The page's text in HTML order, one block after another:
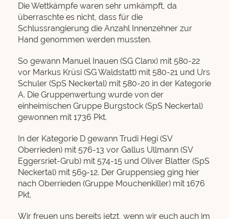
Die Wettkämpfe waren sehr umkämpft, da
überraschte es nicht, dass für die
Schlussrangierung die Anzahl Innenzehner zur
Hand genommen werden mussten.
So gewann Manuel Inauen (SG Clanx) mit 580-22
vor Markus Krüsi (SG Waldstatt) mit 580-21 und Urs
Schuler (SpS Neckertal) mit 580-20 in der Kategorie
A. Die Gruppenwertung wurde von der
einheimischen Gruppe Burgstock (SpS Neckertal)
gewonnen mit 1736 Pkt.
In der Kategorie D gewann Trudi Hegi (SV
Oberrieden) mit 576-13 vor Gallus Ullmann (SV
Eggersriet-Grub) mit 574-15 und Oliver Blatter (SpS
Neckertal) mit 569-12. Der Gruppensieg ging hier
nach Oberrieden (Gruppe Mouchenkiller) mit 1676
Pkt.
Wir freuen uns bereits jetzt, wenn wir euch auch im